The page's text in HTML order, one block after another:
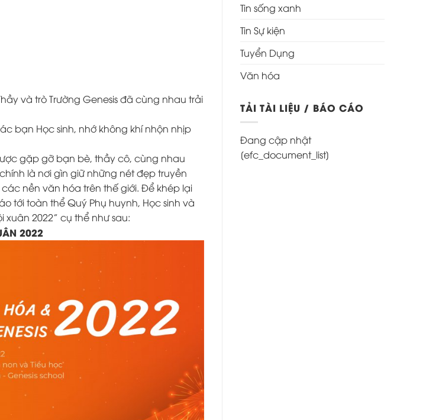
và trò Trường Genesis đã cùng nhau trải
bạn Học sinh, nhớ không khí nhộn nhịp
gặp gỡ bạn bè, thầy cô, cùng nhau
là nơi gìn giữ những nét đẹp truyền
nền văn hóa trên thế giới. Để khép lại
tới toàn thể Quý Phụ huynh, Học sinh và
2022” cụ thể như sau:
2022
Tin sống xanh
Tin Sự kiện
Tuyển Dụng
Văn hóa
TẢI TÀI LIỆU / BÁO CÁO
Đang cập nhật
[efc_document_list]